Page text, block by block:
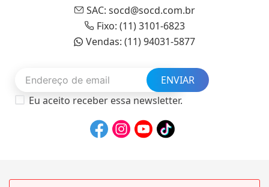
SAC: socd@socd.com.br
Fixo: (11) 3101-6823
Vendas: (11) 94031-5877
ENVIAR
Eu aceito receber essa newsletter.